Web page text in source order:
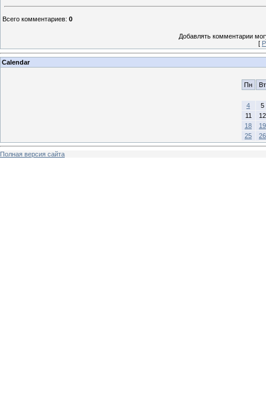
Всего комментариев: 0
Добавлять комментарии
[
Calendar
Пн Вт
4
5
11
12
18
19
25
26
Полная версия сайта